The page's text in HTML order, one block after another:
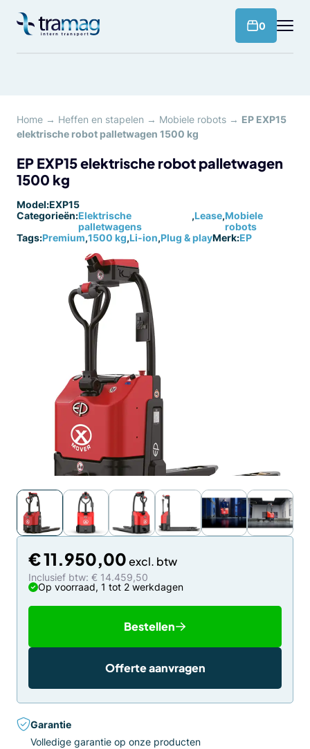
naar
0
Home → Heffen en stapelen → Mobiele robots → EP EXP15
elektrische robot palletwagen 1500 kg
EP EXP15 elektrische robot palletwagen
1500 kg
Model:EXP15
Categorieën:Elektrische
palletwagens
,Lease,Mobiele
robots
Tags:Premium,1500 kg,Li-ion,Plug & playMerk:EP
€11.950,00
Inclusief btw: € 14.459,50
Op voorraad, 1 tot 2 werkdagen
Bestellen
Offerte aanvragen
Garantie
Volledige garantie op onze producten